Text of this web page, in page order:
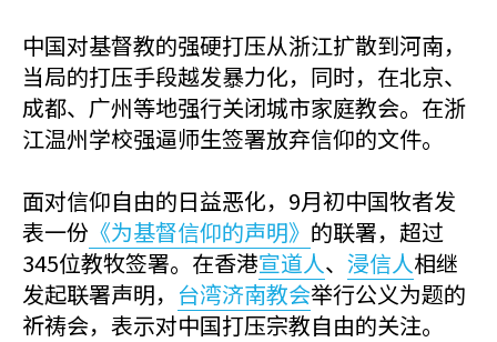
中国对基督教的强硬打压从浙江扩散到河南，
当局的打压手段越发暴力化，同时，在北京、
成都、广州等地强行关闭城市家庭教会。在浙
江温州学校强逼师生签署放弃信仰的文件。
面对信仰自由的日益恶化，9月初中国牧者发
表一份 《为基督信仰的声明》 的联署，超过
345位教牧签署。在香港宣道人、 浸信人相继
发起联署声明， 台湾济南教会举行公义为题的
祈祷会，表示对中国打压宗教自由的关注。